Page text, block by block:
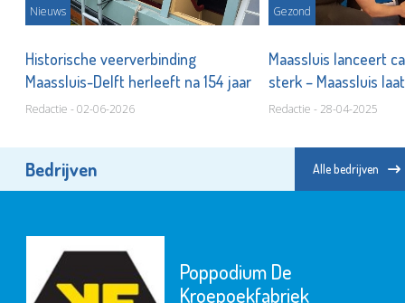
Nieuws
Historische veerverbinding
Maassluis-Delft herleeft na 154 jaar
Redactie - 02-06-2026
Gezond
Maassluis lanceert
sterk – Maassluis
Redactie - 28-04-2025
Bedrijven Alle bedrijven
Poppodium De
Kroepoekfabriek